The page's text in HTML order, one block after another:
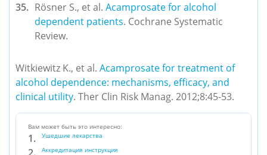
Rösner S., et al. Acamprosate for alcohol
dependent patients. Cochrane Systematic
Review.
Witkiewitz K., et al. Acamprosate for treatment of
alcohol dependence: mechanisms, efficacy, and
clinical utility. Ther Clin Risk Manag. 2012;8:45-53.
Вам может быть это интересно:
Ушедшие лекарства
Аккредитация инструкция